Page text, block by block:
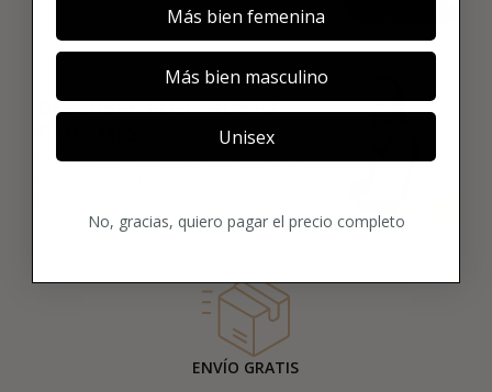
03
DESCUBRE ALGO NUEVO
Cada mes, un nuevo perfume original
ENVÍO GRATIS
Más bien femenina
Más bien masculino
Unisex
No, gracias, quiero pagar el precio completo